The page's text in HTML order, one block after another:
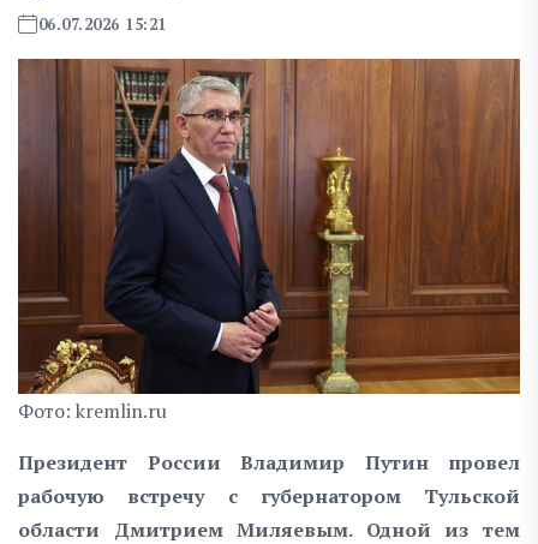
06.07.2026 15:21
Фото: kremlin.ru
Президент России Владимир Путин провел
рабочую встречу с губернатором Тульской
области Дмитрием Миляевым. Одной из тем